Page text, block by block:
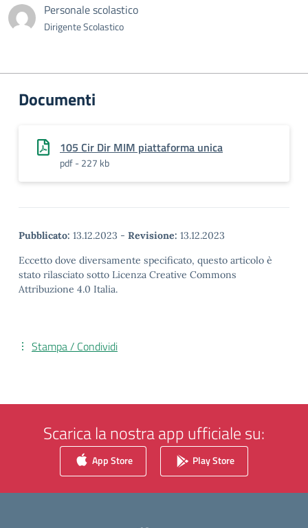
Personale scolastico
Dirigente Scolastico
Documenti
105 Cir Dir MIM piattaforma unica
pdf - 227 kb
Pubblicato: 13.12.2023 - Revisione: 13.12.2023
Eccetto dove diversamente specificato, questo articolo è
stato rilasciato sotto Licenza Creative Commons
Attribuzione 4.0 Italia.
Stampa / Condividi
Scarica la nostra app ufficiale su:
App Store Play Store